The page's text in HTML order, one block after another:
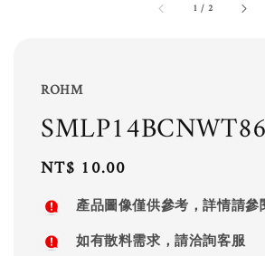
1 / 2
ROHM
SMLP14BCNWT86
Regular
price
NT$ 10.00
產品圖像僅供參考，詳情請
如有散料需求，請洽詢客服